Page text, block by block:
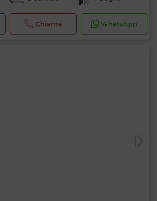
Chiama WhatsApp